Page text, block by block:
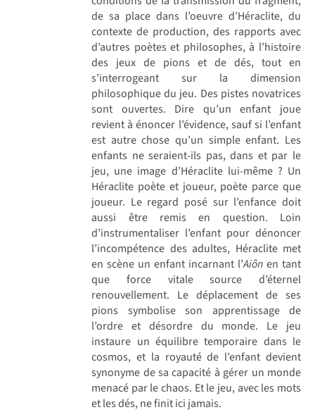
de sa place dans l’oeuvre d’Héraclite, du
contexte de production, des rapports avec
d’autres poètes et philosophes, à l’histoire
des jeux de pions et de dés, tout en
s’interrogeant sur la dimension
philosophique du jeu. Des pistes novatrices
sont ouvertes. Dire qu’un enfant joue
revient à énoncer l’évidence, sauf si l’enfant
est autre chose qu’un simple enfant. Les
enfants ne seraient-ils pas, dans et par le
jeu, une image d’Héraclite lui-même ? Un
Héraclite poète et joueur, poète parce que
joueur. Le regard posé sur l’enfance doit
aussi être remis en question. Loin
d’instrumentaliser l’enfant pour dénoncer
l’incompétence des adultes, Héraclite met
en scène un enfant incarnant l’Aiôn en tant
que force vitale source d’éternel
renouvellement. Le déplacement de ses
pions symbolise son apprentissage de
l’ordre et désordre du monde. Le jeu
instaure un équilibre temporaire dans le
cosmos, et la royauté de l’enfant devient
synonyme de sa capacité à gérer un monde
menacé par le chaos. Et le jeu, avec les mots
et les dés, ne finit ici jamais.